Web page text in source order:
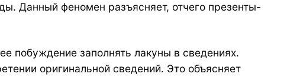
Данный феномен разъясняет, отчего презенты-
побуждение заполнять лакуны в сведениях.
оригинальной сведений. Это объясняет